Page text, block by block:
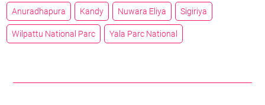
Anuradhapura Kandy Nuwara Eliya Sigiriya
Wilpattu National Parc Yala Parc National